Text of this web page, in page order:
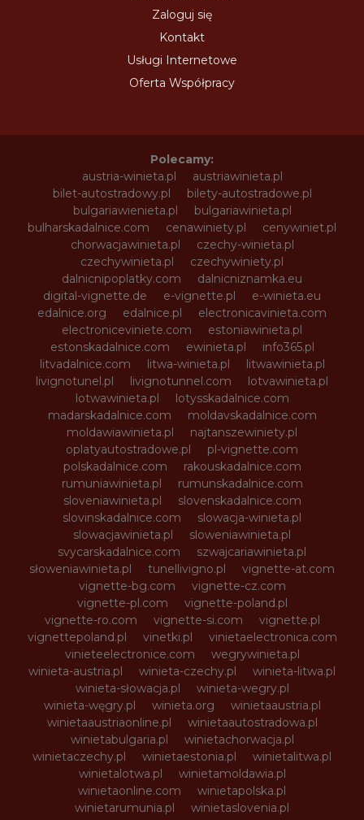
Zaloguj się
Kontakt
Usługi Internetowe
Oferta Współpracy
Polecamy:
austria-winieta.pl
austriawinieta.pl
bilet-autostradowy.pl
bilety-autostradowe.pl
bulgariawienieta.pl
bulgariawinieta.pl
bulharskadalnice.com
cenawiniety.pl
cenywiniet.pl
chorwacjawinieta.pl
czechy-winieta.pl
czechywinieta.pl
czechywiniety.pl
dalnicnipoplatky.com
dalnicniznamka.eu
digital-vignette.de
e-vignette.pl
e-winieta.eu
edalnice.org
edalnice.pl
electronicavinieta.com
electroniceviniete.com
estoniawinieta.pl
estonskadalnice.com
ewinieta.pl
info365.pl
litvadalnice.com
litwa-winieta.pl
litwawinieta.pl
livignotunel.pl
livignotunnel.com
lotvawinieta.pl
lotwawinieta.pl
lotysskadalnice.com
madarskadalnice.com
moldavskadalnice.com
moldawiawinieta.pl
najtanszewiniety.pl
oplatyautostradowe.pl
pl-vignette.com
polskadalnice.com
rakouskadalnice.com
rumuniawinieta.pl
rumunskadalnice.com
sloveniawinieta.pl
slovenskadalnice.com
slovinskadalnice.com
slowacja-winieta.pl
slowacjawinieta.pl
sloweniawinieta.pl
svycarskadalnice.com
szwajcariawinieta.pl
słoweniawinieta.pl
tunellivigno.pl
vignette-at.com
vignette-bg.com
vignette-cz.com
vignette-pl.com
vignette-poland.pl
vignette-ro.com
vignette-si.com
vignette.pl
vignettepoland.pl
vinetki.pl
vinietaelectronica.com
vinieteelectronice.com
wegrywinieta.pl
winieta-austria.pl
winieta-czechy.pl
winieta-litwa.pl
winieta-słowacja.pl
winieta-wegry.pl
winieta-węgry.pl
winieta.org
winietaaustria.pl
winietaaustriaonline.pl
winietaautostradowa.pl
winietabulgaria.pl
winietachorwacja.pl
winietaczechy.pl
winietaestonia.pl
winietalitwa.pl
winietalotwa.pl
winietamoldawia.pl
winietaonline.com
winietapolska.pl
winietarumunia.pl
winietaslovenia.pl